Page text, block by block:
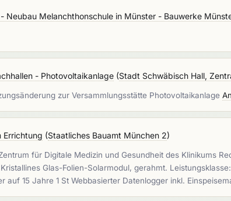
Neubau Melanchthonschule in Münster - Bauwerke
- Photovoltaikanlage (Stadt Schwäbisch Hall,
zur Versammlungsstätte Photovoltaikanlage
Errichtung (Staatliches Bauamt München 2)
für Digitale Medizin und Gesundheit des Klinikums
Glas-Folien-Solarmodul, gerahmt.
auf 15 Jahre 1 St Webbasierter Datenlogger inkl.